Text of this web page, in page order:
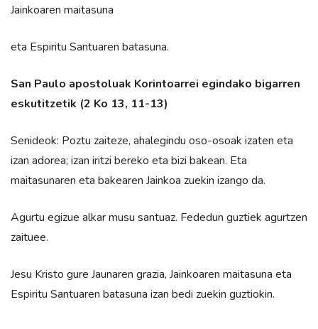
Jainkoaren maitasuna
eta Espiritu Santuaren batasuna.
San Paulo apostoluak Korintoarrei egindako bigarren
eskutitzetik (2 Ko 13, 11-13)
Senideok: Poztu zaiteze, ahalegindu oso-osoak izaten eta
izan adorea; izan iritzi bereko eta bizi bakean. Eta
maitasunaren eta bakearen Jainkoa zuekin izango da.
Agurtu egizue alkar musu santuaz. Fededun guztiek agurtzen
zaituee.
Jesu Kristo gure Jaunaren grazia, Jainkoaren maitasuna eta
Espiritu Santuaren batasuna izan bedi zuekin guztiokin.